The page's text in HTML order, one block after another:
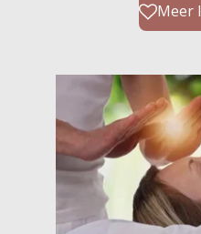
Meer